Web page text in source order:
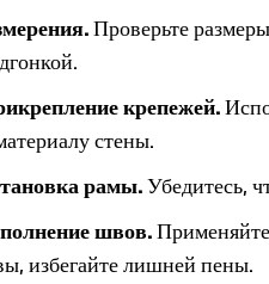
Проверьте
крепежей.
стены.
рамы.Убедитесь,
швов.
избегайте лишней пены.